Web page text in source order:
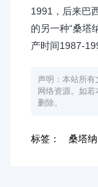
1991，后来巴
的另一种“桑塔
产时间1987-
声明：本站所
网络资源。如
删除。
标签： 桑塔纳